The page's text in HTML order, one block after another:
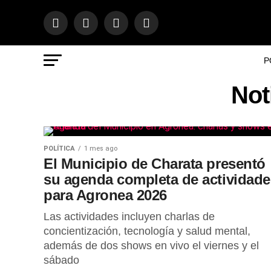
POLÍTICA 1 mes ago
El Municipio de Charata presentó
su agenda completa de
para Agronea 2026
Las actividades incluyen charlas de
concientización, tecnología y salud mental,
además de dos shows en vivo el viernes y el
sábado